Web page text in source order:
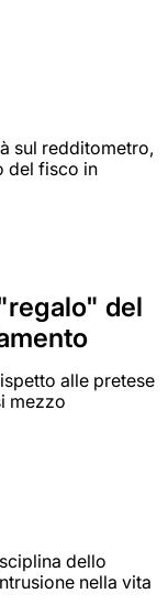
sul redditometro,
del fisco in
del
alle pretese
mezzo
dello
nella vita